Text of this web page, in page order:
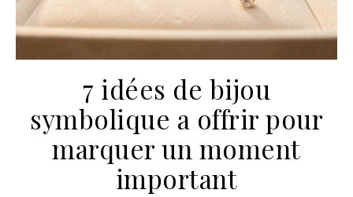
7 idées de bijou
symbolique a offrir pour
marquer un moment
important